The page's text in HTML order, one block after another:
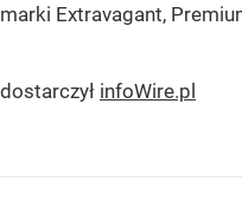
marki Extravagant,
dostarczył infoWire.pl